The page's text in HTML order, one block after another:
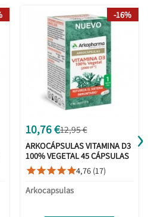
10,76 €12,95 €
ARKOCÁPSULAS VITAMINA D3
100% VEGETAL 45 CÁPSULAS
4,76 (17)
Arkocapsulas
-16%
›